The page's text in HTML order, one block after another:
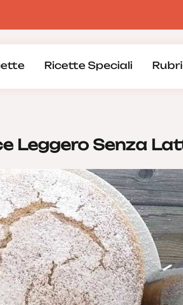
Ricette Speciali
Leggero Senza